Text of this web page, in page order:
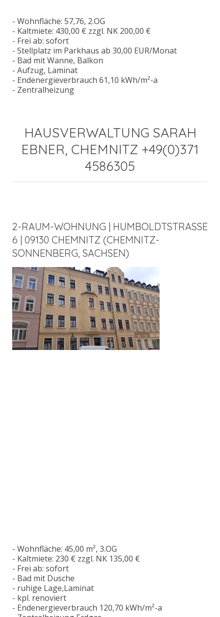
- Wohnfläche: 57,76, 2.OG
- Kaltmiete: 430,00 € zzgl. NK 200,00 €
- Frei ab: sofort
- Stellplatz im Parkhaus ab 30,00 EUR/Monat
- Bad mit Wanne, Balkon
- Aufzug, Laminat
- Endenergieverbrauch 61,10 kWh/m²-a
- Zentralheizung
HAUSVERWALTUNG SARAH
EBNER, CHEMNITZ +49(0)371
4586305
2-RAUM-WOHNUNG | HUMBOLDTSTRASSE 6
| 09130 CHEMNITZ (CHEMNITZ-S
ONNENBERG, SACHSEN)
- Wohnfläche: 45,00 m², 3.OG
- Kaltmiete: 230 € zzgl. NK 135,00 €
- Frei ab: sofort
- Bad mit Dusche
- ruhige Lage,Laminat
- kpl. renoviert
- Endenergieverbrauch 120,70 kWh/m²-a